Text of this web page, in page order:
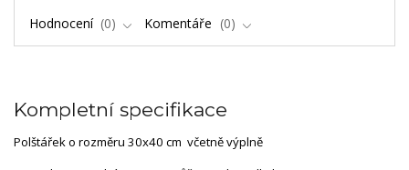
Hodnocení
0 Komentáře 0
Kompletní specifikace
Polštářek o rozměru 30x40 cm včetně výplně